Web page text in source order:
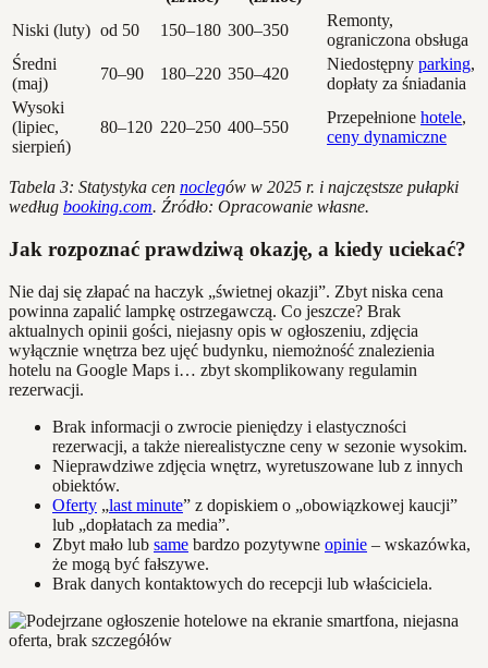
Niski (luty) od 50 150–180 300–350
Remonty,
ograniczona obsługa
Średni
(maj)
70–90 180–220 350–420
Niedostępny parking,
dopłaty za śniadania
Wysoki
(lipiec,
sierpień)
80–120 220–250 400–550
Przepełnione hotele,
ceny dynamiczne
Tabela 3: Statystyka cen noclegów w 2025 r. i najczęstsze pułapki
według booking.com. Źródło: Opracowanie własne.
Jak rozpoznać prawdziwą okazję, a kiedy uciekać?
Nie daj się złapać na haczyk „świetnej okazji”. Zbyt niska cena
powinna zapalić lampkę ostrzegawczą. Co jeszcze? Brak
aktualnych opinii gości, niejasny opis w ogłoszeniu, zdjęcia
wyłącznie wnętrza bez ujęć budynku, niemożność znalezienia
hotelu na Google Maps i… zbyt skomplikowany regulamin
rezerwacji.
Brak informacji o zwrocie pieniędzy i elastyczności
rezerwacji, a także nierealistyczne ceny w sezonie wysokim.
Nieprawdziwe zdjęcia wnętrz, wyretuszowane lub z innych
obiektów.
Oferty „last minute” z dopiskiem o „obowiązkowej kaucji”
lub „dopłatach za media”.
Zbyt mało lub same bardzo pozytywne opinie – wskazówka,
że mogą być fałszywe.
Brak danych kontaktowych do recepcji lub właściciela.